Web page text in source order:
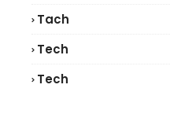
Tach
Tech
Tech